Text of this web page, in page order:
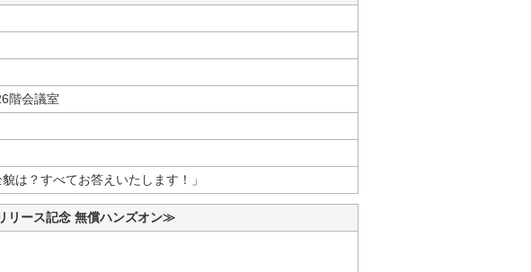
階会議室
は？すべてお答えいたします！」
リース記念 無償ハンズオン≫